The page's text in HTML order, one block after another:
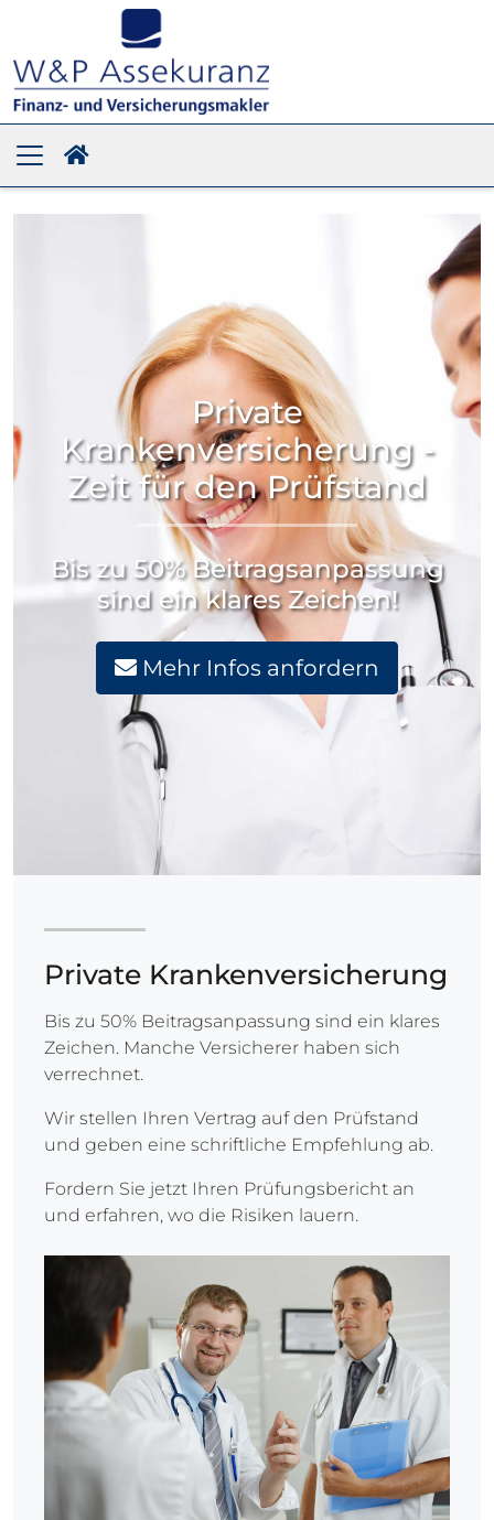
Private
Krankenversicherung -
Zeit für den Prüfstand
Bis zu 50% Beitragsanpassung
sind ein klares Zeichen!
Mehr Infos anfordern
Private Krankenversicherung
Bis zu 50% Beitragsanpassung sind ein klares
Zeichen. Manche Versicherer haben sich
verrechnet.
Wir stellen Ihren Vertrag auf den Prüfstand
und geben eine schriftliche Empfehlung ab.
Fordern Sie jetzt Ihren Prüfungsbericht an
und erfahren, wo die Risiken lauern.